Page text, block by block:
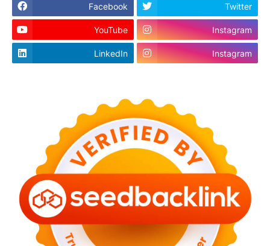
Facebook Twitter
YouTube Instagram
LinkedIn Instagram